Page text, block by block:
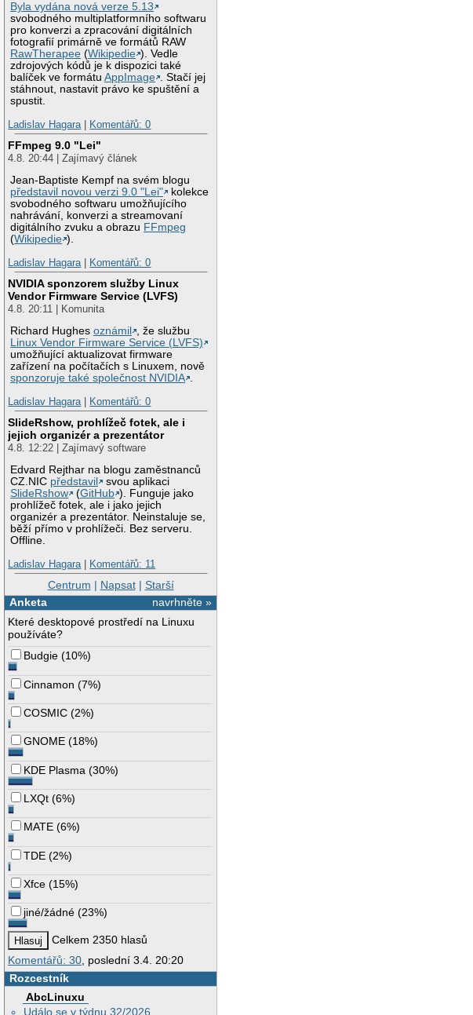
Byla vydána nová verze 5.13
svobodného multiplatformního softwaru
pro konverzi a zpracování digitálních
fotografií primárně ve formátů RAW
RawTherapee (Wikipedie ). Vedle
zdrojových kódů je k dispozici také
balíček ve formátuAppImage . Stačí jej
stáhnout, nastavit právo ke spuštění a
spustit.
Ladislav Hagara| Komentářů: 0
FFmpeg 9.0 "Lei"
4.8. 20:44 | Zajímavý článek
Jean-Baptiste Kempf na svém blogu
představil novou verzi 9.0 "Lei"
kolekce
svobodného softwaru umožňujícího
nahrávání, konverzi a streamovaní
digitálního zvuku a obrazu FFmpeg
(Wikipedie ).
Ladislav Hagara| Komentářů: 0
NVIDIA sponzorem služby Linux
Vendor Firmware Service (LVFS)
4.8. 20:11 | Komunita
Richard Hughesoznámil
, že službu
Linux Vendor Firmware Service (LVFS)
umožňující aktualizovat firmware
zařízení na počítačích s Linuxem, nově
sponzoruje také společnost NVIDIA .
Ladislav Hagara| Komentářů: 0
SlideRshow, prohlížeč fotek, ale i
jejich organizér a prezentátor
4.8. 12:22 | Zajímavý software
Edvard Rejthar na blogu zaměstnanců
CZ.NIC představil
svou aplikaci
SlideRshow
(GitHub ). Funguje jako
prohlížeč fotek, ale i jako jejich
organizér a prezentátor. Neinstaluje se,
běží přímo v prohlížeči. Bez serveru.
Offline.
Ladislav Hagara| Komentářů: 11
Centrum | Napsat| Starší
navrhněte »
Anketa
Které desktopové prostředí na Linuxu
používáte?
Budgie (10%)
Cinnamon (7%)
COSMIC (2%)
GNOME (18%)
KDE Plasma (30%)
LXQt (6%)
MATE (6%)
TDE (2%)
Xfce (15%)
jiné/žádné (23%)
Celkem 2350 hlasů
Komentářů: 30 , poslední 3.4. 20:20
Rozcestník
AbcLinuxu
Událo se v týdnu 32/2026